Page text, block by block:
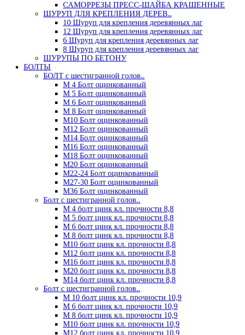
САМОРРЕЗЫ ПРЕСС-ШАЙБА КРАШЕННЫЕ
ШУРУП ДЛЯ КРЕПЛЕНИЯ ДЕРЕВ..
10 Шуруп для крепления деревянных лаг
12 Шуруп для крепления деревянных лаг
6 Шуруп для крепления деревянных лаг
8 Шуруп для крепления деревянных лаг
ШУРУПЫ ПО БЕТОНУ
БОЛТЫ
БОЛТ с шестигранной голов..
М 4 Болт оцинкованный
М 5 Болт оцинкованный
М 6 Болт оцинкованный
М 8 Болт оцинкованный
М10 Болт оцинкованный
М12 Болт оцинкованный
М14 Болт оцинкованный
М16 Болт оцинкованный
М18 Болт оцинкованный
М20 Болт оцинкованный
М22-24 Болт оцинкованный
М27-30 Болт оцинкованный
М36 Болт оцинкованный
Болт с шестигранной голов..
М 4 болт цинк кл. прочности 8,8
М 5 болт цинк кл. прочности 8,8
М 6 болт цинк кл. прочности 8,8
М 8 болт цинк кл. прочности 8,8
М10 болт цинк кл. прочности 8,8
М12 болт цинк кл. прочности 8,8
М16 болт цинк кл. прочности 8,8
М20 болт цинк кл. прочности 8,8
М14 болт цинк кл. прочности 8,8
Болт с шестигранной голов..
М 10 болт цинк кл. прочности 10,9
М 6 болт цинк кл. прочности 10,9
М 8 болт цинк кл. прочности 10,9
М10 болт цинк кл. прочности 10,9
М12 болт цинк кл. прочности 10,9